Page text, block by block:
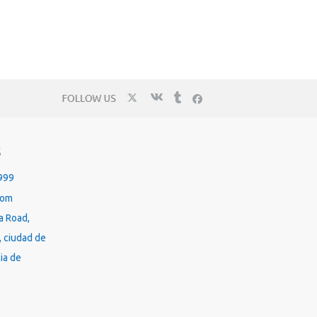
Road,
ciudad de
de